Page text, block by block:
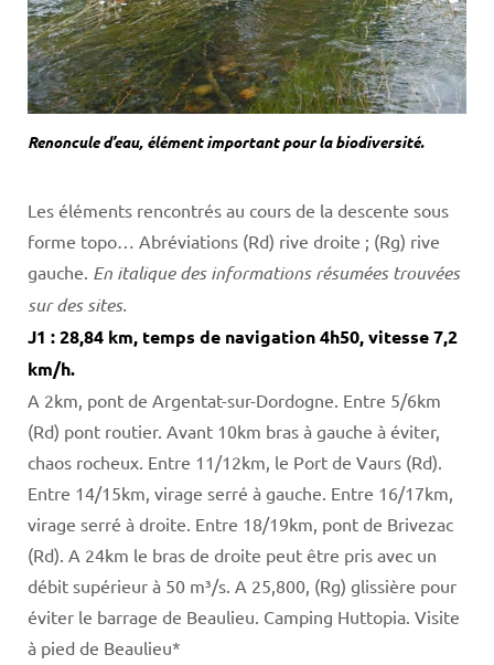
Renoncule d’eau, élément important pour la biodiversité.
Les éléments rencontrés au cours de la descente sous
forme topo… Abréviations (Rd) rive droite ; (Rg) rive
gauche. En italique des informations résumées trouvées
sur des sites.
J1 : 28,84 km, temps de navigation 4h50, vitesse 7,2
km/h.
A 2km, pont de Argentat-sur-Dordogne. Entre 5/6km
(Rd) pont routier. Avant 10km bras à gauche à éviter,
chaos rocheux. Entre 11/12km, le Port de Vaurs (Rd).
Entre 14/15km, virage serré à gauche. Entre 16/17km,
virage serré à droite. Entre 18/19km, pont de Brivezac
(Rd). A 24km le bras de droite peut être pris avec un
débit supérieur à 50 m³/s. A 25,800, (Rg) glissière pour
éviter le barrage de Beaulieu. Camping Huttopia. Visite
à pied de Beaulieu*